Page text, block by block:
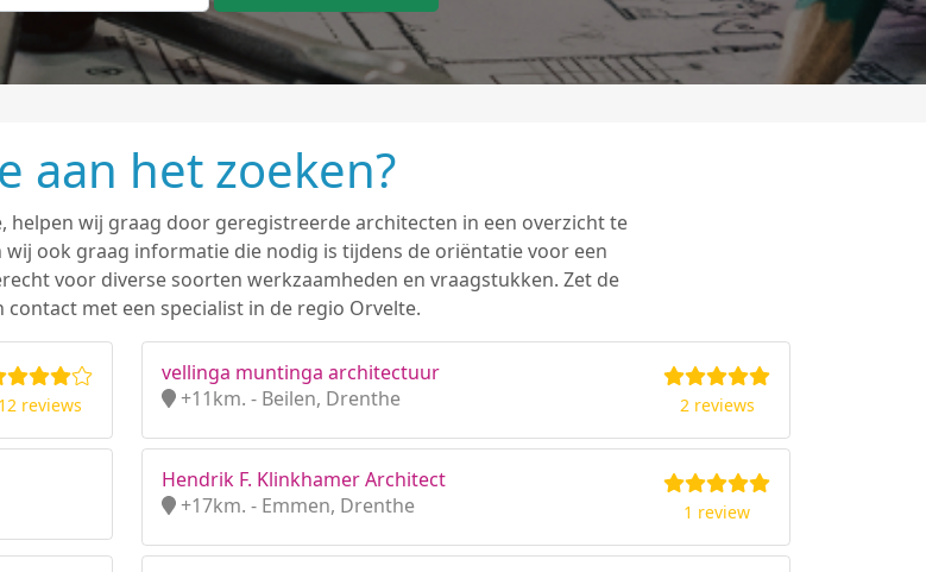
aan het zoeken?
helpen wij graag door geregistreerde architecten in een overzicht te
ook graag informatie die nodig is tijdens de oriëntatie voor een
voor diverse soorten werkzaamheden en vraagstukken. Zet de
met een specialist in de regio Orvelte.
12 reviews
vellinga muntinga architectuur
+11km. - Beilen, Drenthe
2 reviews
Hendrik F. Klinkhamer Architect
+17km. - Emmen, Drenthe
1 review